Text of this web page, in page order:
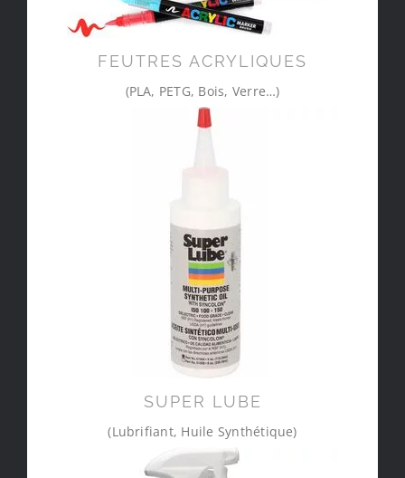
FEUTRES ACRYLIQUES
(PLA, PETG, Bois, Verre…)
SUPER LUBE
(Lubrifiant, Huile Synthétique)